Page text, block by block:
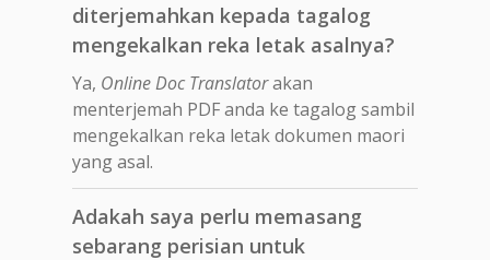
diterjemahkan kepada tagalog
mengekalkan reka letak asalnya?
Ya, Online Doc Translatorakan
menterjemah PDF anda ke tagalog sambil
mengekalkan reka letak dokumen maori
yang asal.
Adakah saya perlu memasang
sebarang perisian untuk